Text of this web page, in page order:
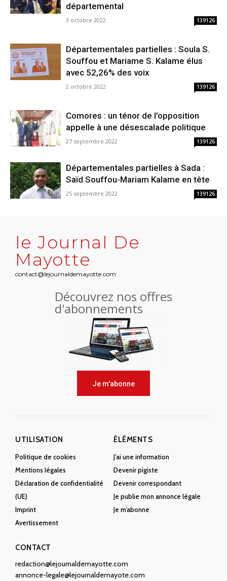
départemental
3 octobre 2022 139126
Départementales partielles : Soula S.
Souffou et Mariame S. Kalame élus
avec 52,26% des voix
2 octobre 2022 139126
Comores : un ténor de l’opposition
appelle à une désescalade politique
27 septembre 2022 139126
Départementales partielles à Sada :
Saïd Souffou-Mariam Kalame en tête
25 septembre 2022 139126
le Journal De
Mayotte
contact@lejournaldemayotte.com
Découvrez nos offres
d'abonnements
Je m'abonne
UTILISATION
Politique de cookies
Mentions légales
Déclaration de confidentialité
(UE)
Imprint
Avertissement
ÉLÉMENTS
J’ai une information
Devenir pigiste
Devenir correspondant
Je publie mon annonce légale
Je m’abonne
CONTACT
redaction@lejournaldemayotte.com
annonce-legale@lejournaldemayote.com